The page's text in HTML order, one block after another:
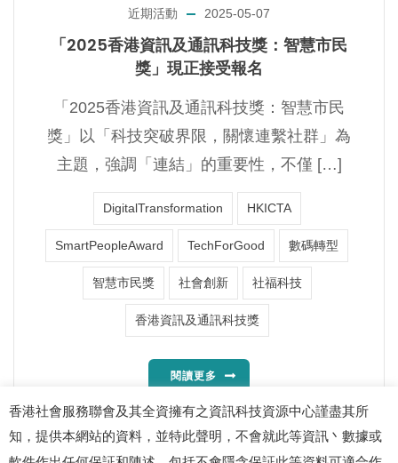
近期活動 2025-05-07
「2025香港資訊及通訊科技獎：智慧市民
獎」現正接受報名
「2025香港資訊及通訊科技獎：智慧市民
獎」以「科技突破界限，關懷連繫社群」為
主題，強調「連結」的重要性，不僅 […]
DigitalTransformation HKICTA
SmartPeopleAward TechForGood 數碼轉型
智慧市民獎 社會創新 社福科技
香港資訊及通訊科技獎
閱讀更多
香港社會服務聯會及其全資擁有之資訊科技資源中心謹盡其所
知，提供本網站的資料，並特此聲明，不會就此等資訊丶數據或